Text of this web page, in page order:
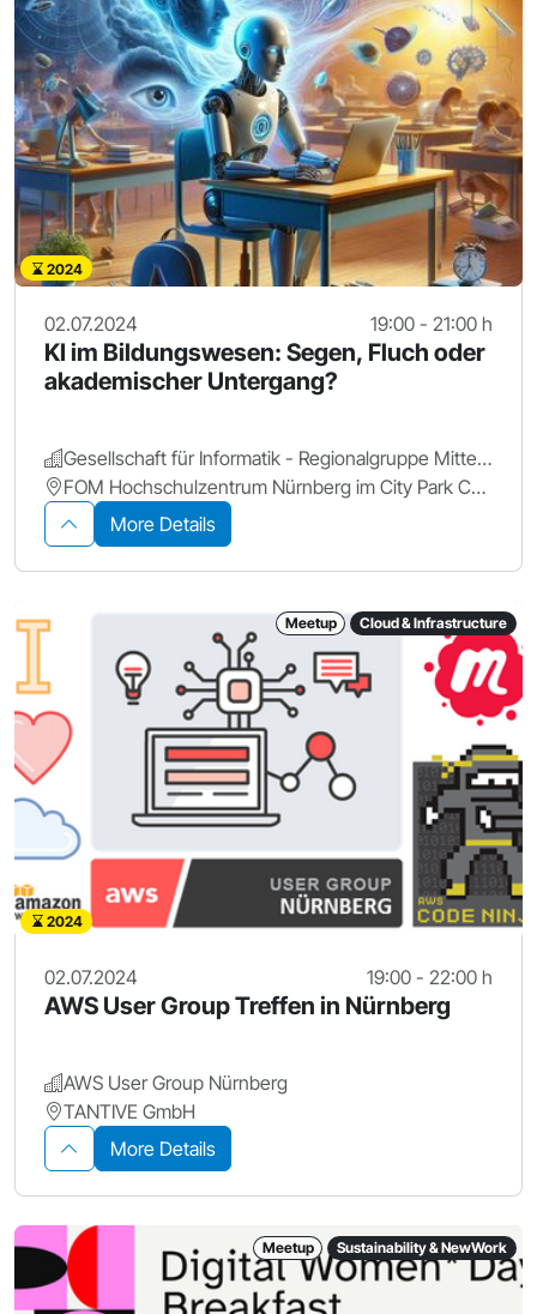
2024
02.07.2024 19:00 - 21:00 h
KI im Bildungswesen: Segen, Fluch oder
akademischer Untergang?
Gesellschaft für Informatik - Regionalgruppe Mittelfranken
FOM Hochschulzentrum Nürnberg im City Park Center, Seminarraum S16
More Details
Meetup Cloud & Infrastructure
2024
02.07.2024 19:00 - 22:00 h
AWS User Group Treffen in Nürnberg
AWS User Group Nürnberg
TANTIVE GmbH
More Details
Meetup Sustainability & NewWork